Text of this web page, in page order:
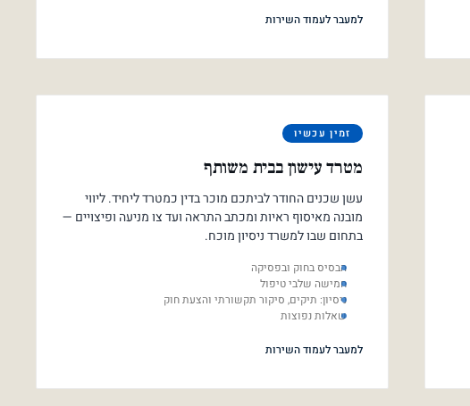
למעבר לעמוד השירות
זמין עכשיו
מטרד עישון בבית משותף
עשן שכנים החודר לביתכם מוכר בדין כמטרד ליחיד. ליווי
מובנה מאיסוף ראיות ומכתב התראה ועד צו מניעה ופיצויים —
בתחום שבו למשרד ניסיון מוכח.
הבסיס בחוק ובפסיקה
חמישה שלבי טיפול
ניסיון: תיקים, סיקור תקשורתי והצעת חוק
שאלות נפוצות
למעבר לעמוד השירות